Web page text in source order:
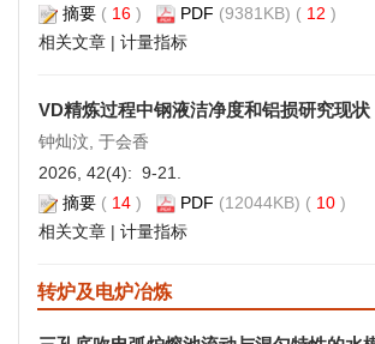
摘要 ( 16 ) PDF (9381KB) ( 12 )
相关文章 | 计量指标
VD精炼过程中钢液洁净度和铝损研究现状
钟灿汶, 于会香
2026, 42(4): 9-21.
摘要 ( 14 ) PDF (12044KB) ( 10 )
相关文章 | 计量指标
转炉及电炉冶炼